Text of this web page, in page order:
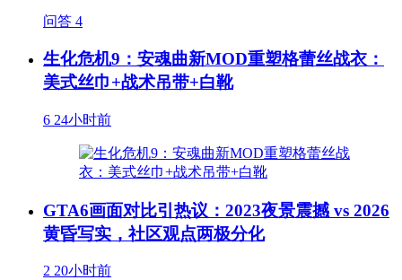
问答 4
生化危机9：安魂曲新MOD重塑格蕾丝战衣：
美式丝巾+战术吊带+白靴
6 24小时前
GTA6画面对比引热议：2023夜景震撼 vs 2026
黄昏写实，社区观点两极分化
2 20小时前